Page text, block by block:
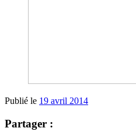
Publié le 19 avril 2014
Partager :